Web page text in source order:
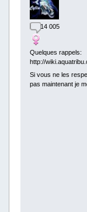
14 005
Quelques rappels:
http://
Si vous ne les
pas maintenant je